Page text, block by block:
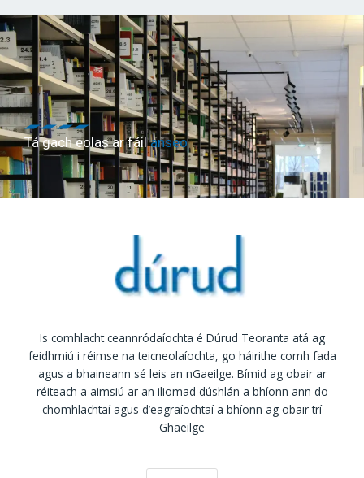
Tá gach eolas ar fáilanseo
Is comhlacht ceannródaíochta é Dúrud Teoranta atá ag
feidhmiú i réimse na teicneolaíochta, go háirithe comh fada
agus a bhaineann sé leis an nGaeilge. Bímid ag obair ar
réiteach a aimsiú ar an iliomad dúshlán a bhíonn ann do
chomhlachtaí agus d’eagraíochtaí a bhíonn ag obair trí
Ghaeilge